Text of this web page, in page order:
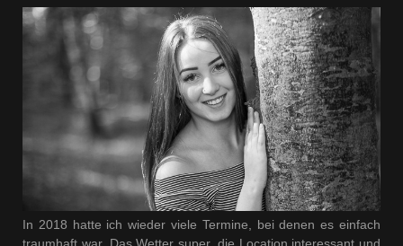
In 2018 hatte ich wieder viele Termine, bei denen es einfach
traumhaft war. Das Wetter super, die Location interessant und